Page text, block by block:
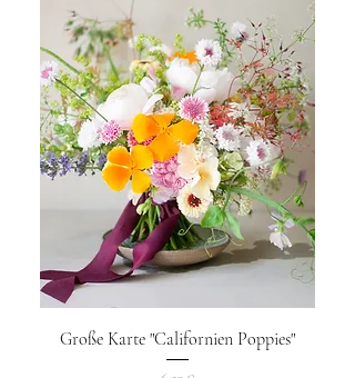
Große Karte "Californien Poppies"